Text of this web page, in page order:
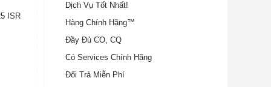
ISR
Dịch Vụ Tốt Nhất!
Hàng Chính Hãng™
Đầy Đủ CO, CQ
Có Services Chính Hãng
Đổi Trả Miễn Phí